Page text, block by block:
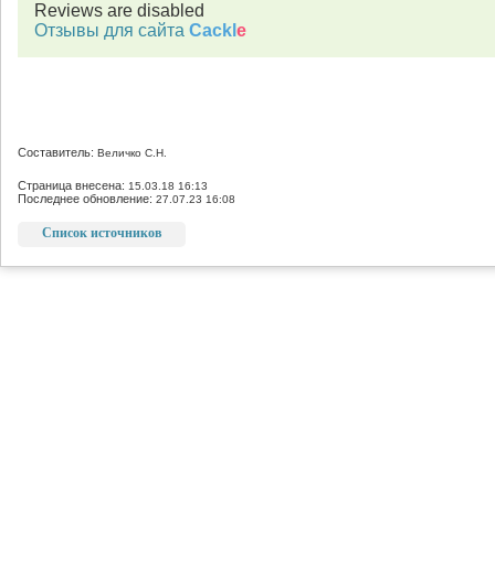
Reviews are disabled
Отзывы для сайта Cackl e
Составитель: Величко С.Н.
Страница внесена: 15.03.18 16:13
Последнее обновление: 27.07.23 16:08
Список источников